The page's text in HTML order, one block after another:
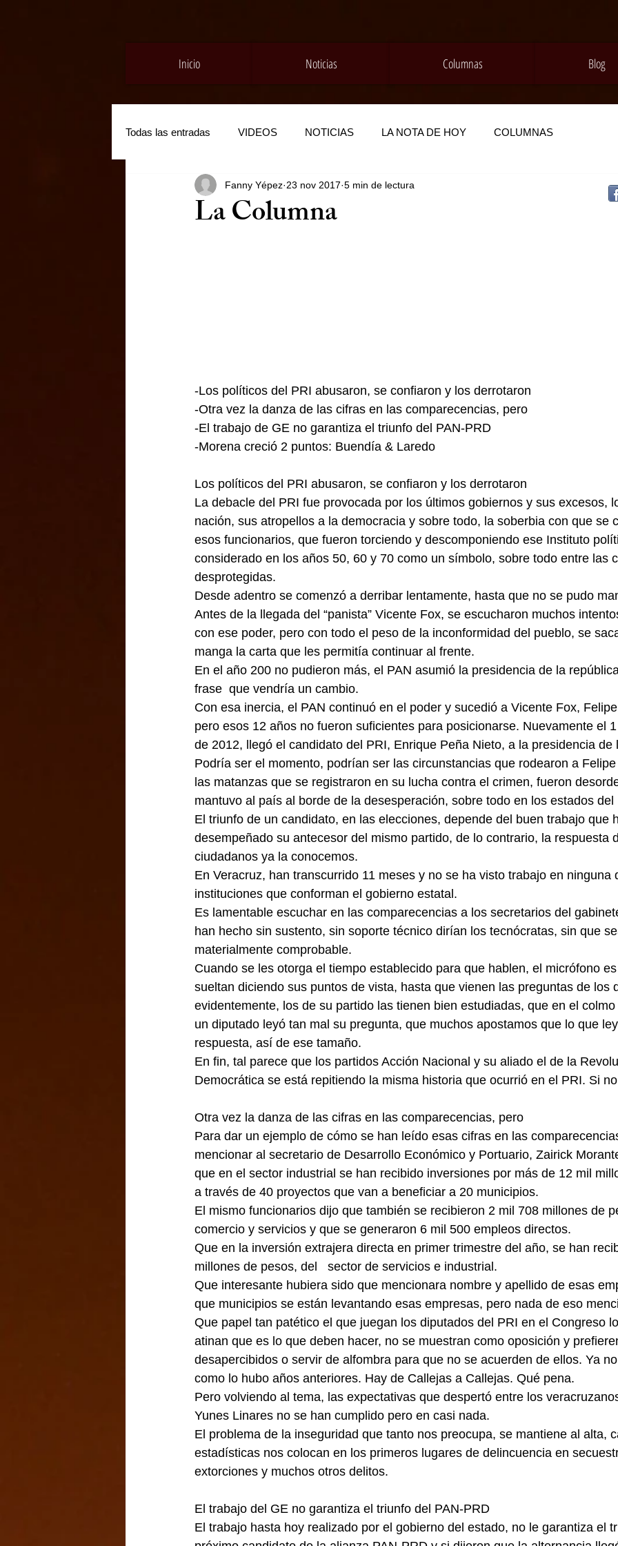
Inicio Noticias Columnas Blog
Todas las entradas VIDEOS NOTICIAS LA NOTA DE HOY COLUMNAS
La Columna
Fanny Yépez 23 nov 2017 5 min de lectura
-Los políticos del PRI abusaron, se confiaron y los derrotaron
-Otra vez la danza de las cifras en las comparecencias, pero
-El trabajo de GE no garantiza el triunfo del PAN-PRD
-Morena creció 2 puntos: Buendía & Laredo
Los políticos del PRI abusaron, se confiaron y los derrotaron
La debacle del PRI fue provocada por los últimos gobiernos y sus excesos,
nación, sus atropellos a la democracia y sobre todo, la soberbia con que se
esos funcionarios, que fueron torciendo y descomponiendo ese Instituto
considerado en los años 50, 60 y 70 como un símbolo, sobre todo entre las
desprotegidas.
Desde adentro se comenzó a derribar lentamente, hasta que no se pudo
Antes de la llegada del “panista” Vicente Fox, se escucharon muchos
con ese poder, pero con todo el peso de la inconformidad del pueblo, se
manga la carta que les permitía continuar al frente.
En el año 200 no pudieron más, el PAN asumió la presidencia de la
frase  que vendría un cambio.
Con esa inercia, el PAN continuó en el poder y sucedió a Vicente Fox,
pero esos 12 años no fueron suficientes para posicionarse. Nuevamente el
de 2012, llegó el candidato del PRI, Enrique Peña Nieto, a la presidencia de
Podría ser el momento, podrían ser las circunstancias que rodearon a
las matanzas que se registraron en su lucha contra el crimen, fueron
mantuvo al país al borde de la desesperación, sobre todo en los estados del
El triunfo de un candidato, en las elecciones, depende del buen trabajo que
desempeñado su antecesor del mismo partido, de lo contrario, la respuesta
ciudadanos ya la conocemos.
En Veracruz, han transcurrido 11 meses y no se ha visto trabajo en ninguna
instituciones que conforman el gobierno estatal.
Es lamentable escuchar en las comparecencias a los secretarios del
han hecho sin sustento, sin soporte técnico dirían los tecnócratas, sin que
materialmente comprobable.
Cuando se les otorga el tiempo establecido para que hablen, el micrófono
sueltan diciendo sus puntos de vista, hasta que vienen las preguntas de los
evidentemente, los de su partido las tienen bien estudiadas, que en el
un diputado leyó tan mal su pregunta, que muchos apostamos que lo que
respuesta, así de ese tamaño.
En fin, tal parece que los partidos Acción Nacional y su aliado el de la
Democrática se está repitiendo la misma historia que ocurrió en el PRI.
Otra vez la danza de las cifras en las comparecencias, pero
Para dar un ejemplo de cómo se han leído esas cifras en las
mencionar al secretario de Desarrollo Económico y Portuario, Zairick
que en el sector industrial se han recibido inversiones por más de 12 mil
a través de 40 proyectos que van a beneficiar a 20 municipios.
El mismo funcionarios dijo que también se recibieron 2 mil 708 millones de
comercio y servicios y que se generaron 6 mil 500 empleos directos.
Que en la inversión extrajera directa en primer trimestre del año, se han
millones de pesos, del   sector de servicios e industrial.
Que interesante hubiera sido que mencionara nombre y apellido de esas
que municipios se están levantando esas empresas, pero nada de eso
Que papel tan patético el que juegan los diputados del PRI en el Congreso
atinan que es lo que deben hacer, no se muestran como oposición y
desapercibidos o servir de alfombra para que no se acuerden de ellos. Ya
como lo hubo años anteriores. Hay de Callejas a Callejas. Qué pena.
Pero volviendo al tema, las expectativas que despertó entre los
Yunes Linares no se han cumplido pero en casi nada.
El problema de la inseguridad que tanto nos preocupa, se mantiene al alta,
estadísticas nos colocan en los primeros lugares de delincuencia en
extorciones y muchos otros delitos.
El trabajo del GE no garantiza el triunfo del PAN-PRD
El trabajo hasta hoy realizado por el gobierno del estado, no le garantiza el